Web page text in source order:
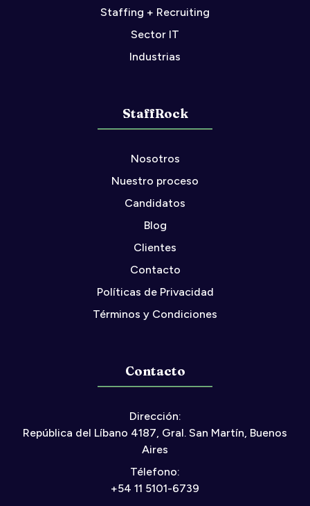
Staffing + Recruiting
Sector IT
Industrias
StaffRock
Nosotros
Nuestro proceso
Candidatos
Blog
Clientes
Contacto
Políticas de Privacidad
Términos y Condiciones
Contacto
Dirección:
República del Líbano 4187, Gral. San Martín, Buenos
Aires
Télefono:
+54 11 5101-6739